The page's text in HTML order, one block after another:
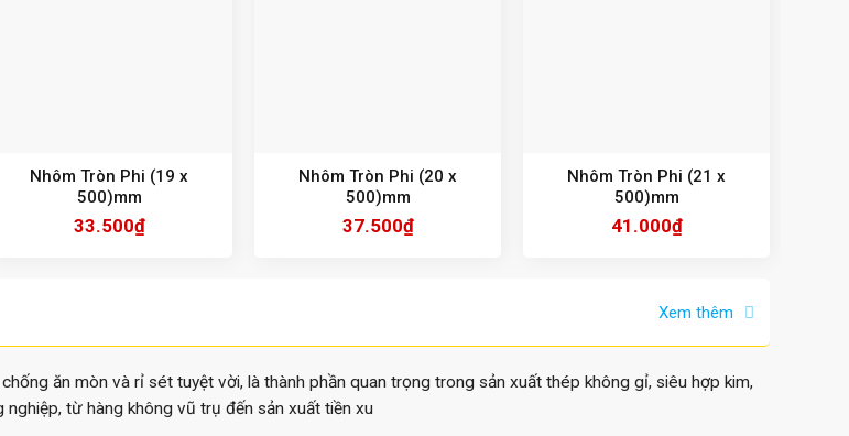
Nhôm Tròn Phi (19 x
500)mm
33.500₫
Nhôm Tròn Phi (20 x
500)mm
37.500₫
Nhôm Tròn Phi (21 x
500)mm
41.000₫
Xem thêm
ăn mòn và rỉ sét tuyệt vời, là thành phần quan trọng trong sản xuất thép không gỉ, siêu hợp kim,
từ hàng không vũ trụ đến sản xuất tiền xu